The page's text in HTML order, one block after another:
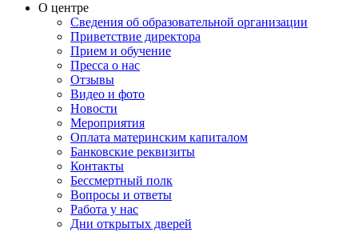
О центре
Сведения об образовательной организации
Приветствие директора
Прием и обучение
Пресса о нас
Отзывы
Видео и фото
Новости
Мероприятия
Оплата материнским капиталом
Банковские реквизиты
Контакты
Бессмертный полк
Вопросы и ответы
Работа у нас
Дни открытых дверей